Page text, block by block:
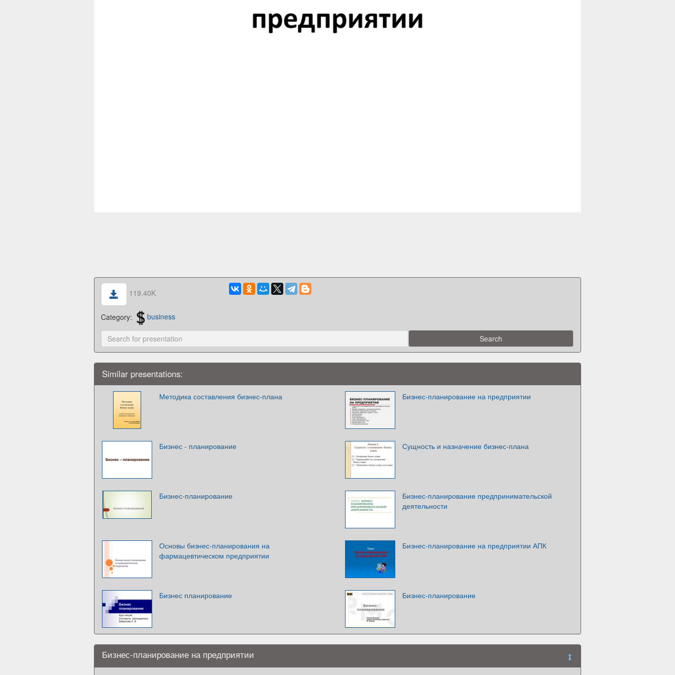
119.40K
Category: business
Similar presentations:
Методика составления бизнес-плана Бизнес-планирование на предприятии
Бизнес - планирование Сущность и назначение бизнес-плана
Бизнес-планирование
Бизнес-планирование предпринимательской
деятельности
Основы бизнес-планирования на
фармацевтическом предприятии
Бизнес-планирование на предприятии АПК
Бизнес планирование Бизнес-планирование
Бизнес-планирование на предприятии